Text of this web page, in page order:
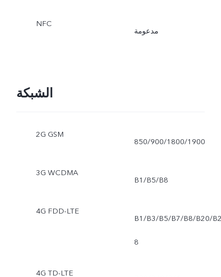
NFC
مدعومة
الشبكة
2G GSM
850/900/1800/1900
3G WCDMA
B1/B5/B8
4G FDD-LTE
B1/B3/B5/B7/B8/B20/
8
4G TD-LTE